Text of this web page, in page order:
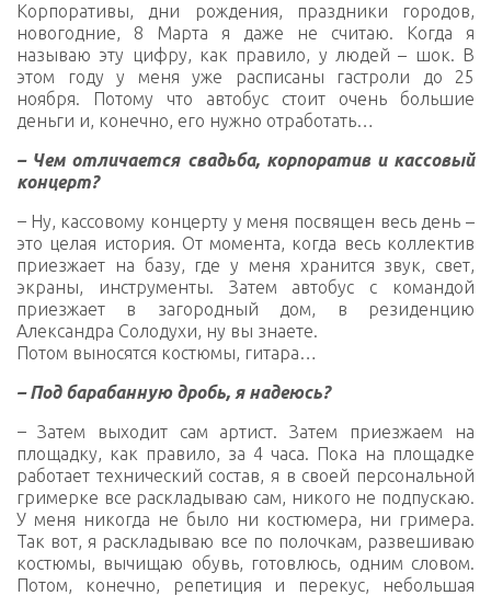
Корпоративы, дни рождения, праздники городов,
новогодние, 8 Марта я даже не считаю. Когда я
называю эту цифру, как правило, у людей – шок. В
этом году у меня уже расписаны гастроли до 25
ноября. Потому что автобус стоит очень большие
деньги и, конечно, его нужно отработать…
– Чем отличается свадьба, корпоратив и кассовый
концерт?
– Ну, кассовому концерту у меня посвящен весь день –
это целая история. От момента, когда весь коллектив
приезжает на базу, где у меня хранится звук, свет,
экраны, инструменты. Затем автобус с командой
приезжает в загородный дом, в резиденцию
Александра Солодухи, ну вы знаете.
Потом выносятся костюмы, гитара…
– Под барабанную дробь, я надеюсь?
– Затем выходит сам артист. Затем приезжаем на
площадку, как правило, за 4 часа. Пока на площадке
работает технический состав, я в своей персональной
гримерке все раскладываю сам, никого не подпускаю.
У меня никогда не было ни костюмера, ни гримера.
Так вот, я раскладываю все по полочкам, развешиваю
костюмы, вычищаю обувь, готовлюсь, одним словом.
Потом, конечно, репетиция и перекус, небольшая